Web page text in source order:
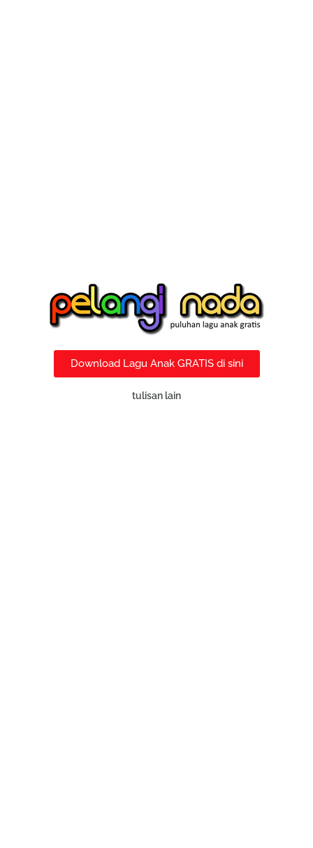
Download Lagu Anak GRATIS di sini
tulisan lain